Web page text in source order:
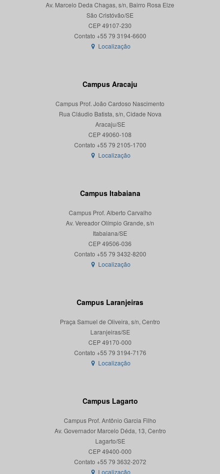
Av. Marcelo Deda Chagas, s/n, Bairro Rosa Elze
São Cristóvão/SE
CEP 49107-230
Localização
Campus Aracaju
Campus Prof. João Cardoso Nascimento
Rua Cláudio Batista, s/n, Cidade Nova
Aracaju/SE
CEP 49060-108
Localização
Campus Itabaiana
Campus Prof. Alberto Carvalho
Av. Vereador Olímpio Grande, s/n
Itabaiana/SE
CEP 49506-036
Localização
Campus Laranjeiras
Praça Samuel de Oliveira, s/n, Centro
Laranjeiras/SE
CEP 49170-000
Localização
Campus Lagarto
Campus Prof. Antônio Garcia Filho
Av. Governador Marcelo Déda, 13, Centro
Lagarto/SE
CEP 49400-000
Localização